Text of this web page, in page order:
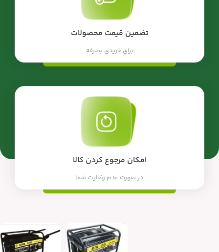
تضمین قیمت محصولات
برای خریدی بصرفه
امکان مرجوع کردن کالا
در صورت عدم رضایت شما